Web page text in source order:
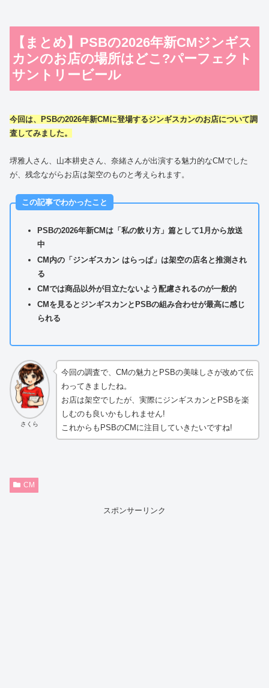
【まとめ】PSBの2026年新CMジンギス
カンのお店の場所はどこ?パーフェクト
サントリービール
今回は、PSBの2026年新CMに登場するジンギスカンのお店について調
査してみました。
堺雅人さん、山本耕史さん、奈緒さんが出演する魅力的なCMでした
が、残念ながらお店は架空のものと考えられます。
この記事でわかったこと
PSBの2026年新CMは「私の飲り方」篇として1月から放送
中
CM内の「ジンギスカン はらっぱ」は架空の店名と推測され
る
CMでは商品以外が目立たないよう配慮されるのが一般的
CMを見るとジンギスカンとPSBの組み合わせが最高に感じ
られる
さくら
今回の調査で、CMの魅力とPSBの美味しさが改めて伝
わってきましたね。
お店は架空でしたが、実際にジンギスカンとPSBを楽
しむのも良いかもしれません!
これからもPSBのCMに注目していきたいですね!
CM
スポンサーリンク